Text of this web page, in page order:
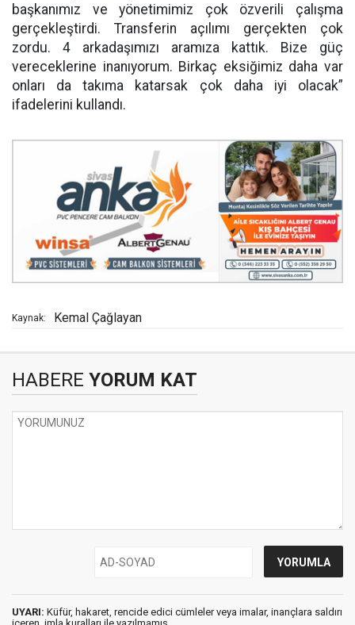
başkanımız ve yönetimimiz çok özverili çalışma
gerçekleştirdi. Transferin açılımı gerçekten çok
zordu. 4 arkadaşımızı aramıza kattık. Bize güç
vereceklerine inanıyorum. Birkaç eksiğimiz daha var
onları da takıma katarsak çok daha iyi olacak”
ifadelerini kullandı.
Kaynak: Kemal Çağlayan
HABERE YORUM KAT
UYARI: Küfür, hakaret, rencide edici cümleler veya imalar, inançlara saldırı